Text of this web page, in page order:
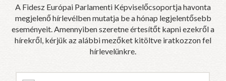
A Fidesz Európai Parlamenti Képviselőcsoportja havonta
megjelenő hírlevélben mutatja be a hónap legjelentősebb
eseményeit. Amennyiben szeretne értesítőt kapni ezekről a
hírekről, kérjük az alábbi mezőket kitöltve iratkozzon fel
hírlevelünkre.